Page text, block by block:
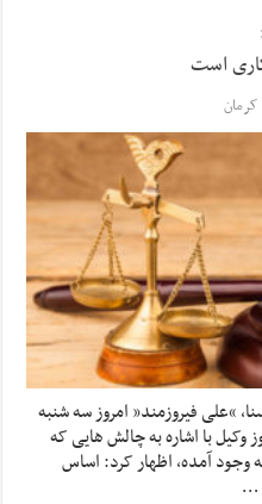
است
کرمان
“علی فیروزمند” امروز سه شنبه
مناسبت ۷ اسفند روز وکیل با اشاره به چالش هایی که
وجود آمده، اظهار کرد: اساس
…